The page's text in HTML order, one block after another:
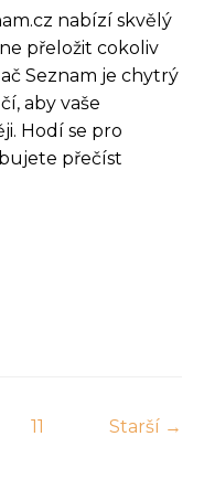
nabízí skvělý
přeložit cokoliv
Seznam je chytrý
aby vaše
Hodí se pro
přečíst
11 Starší →